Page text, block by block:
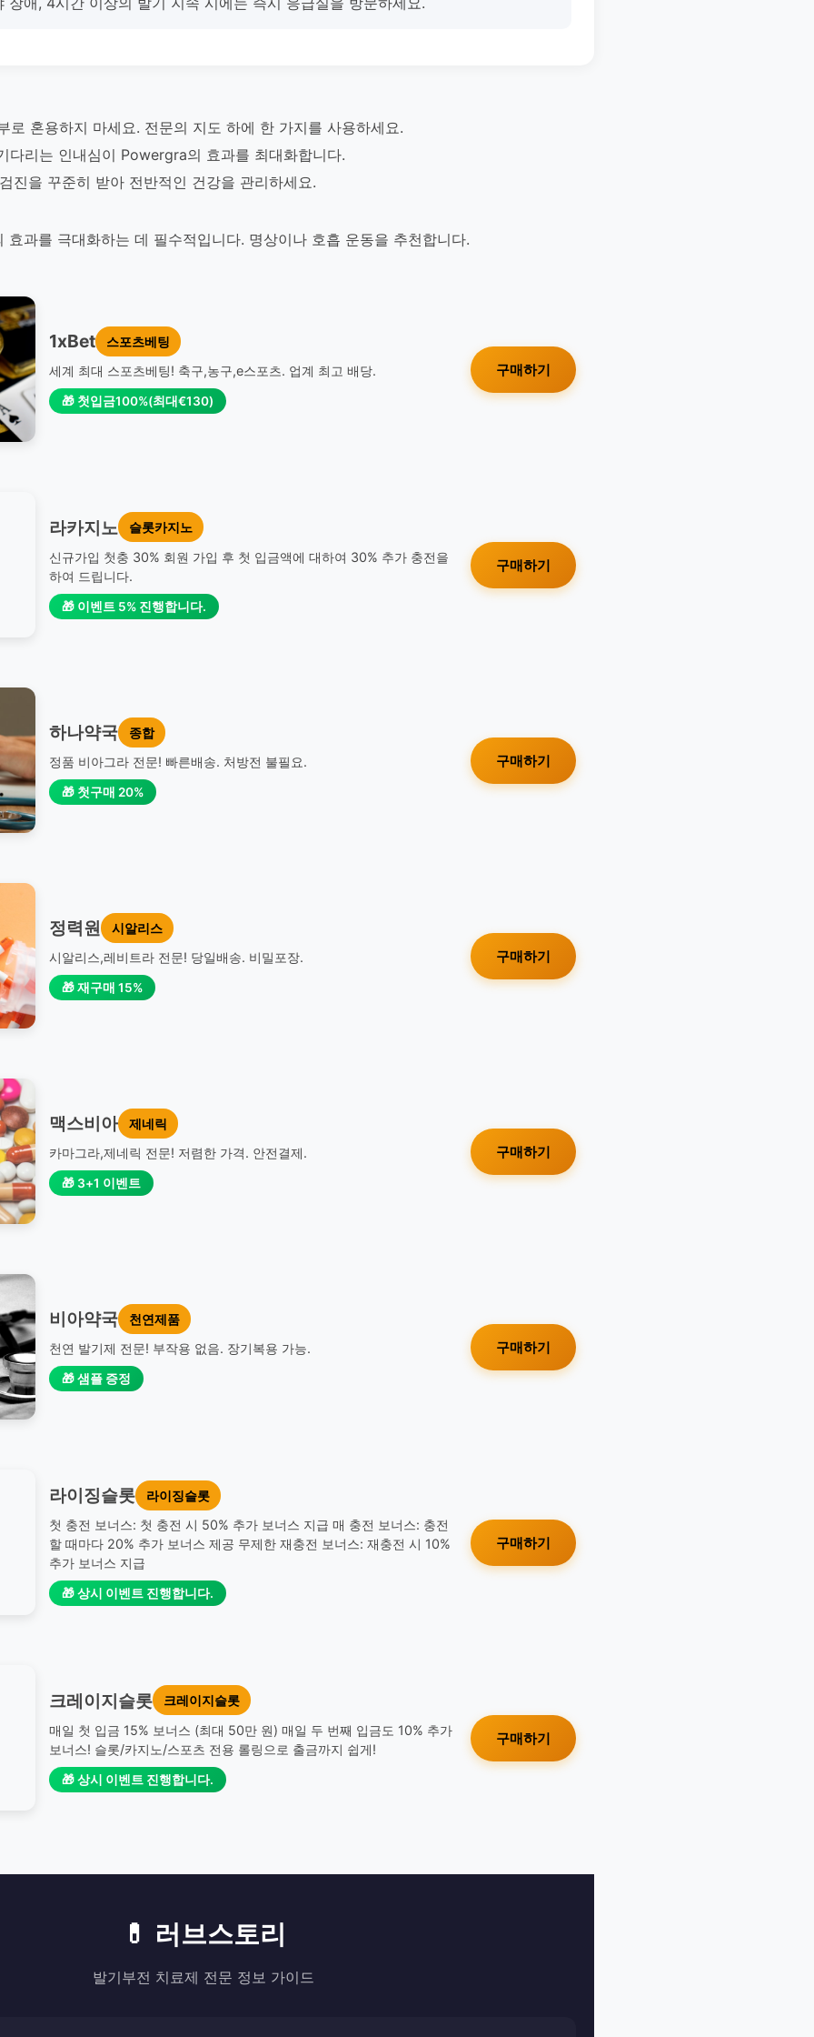
로 혼용하지 마세요. 전문의 지도 하에 한 가지를 사용하세요.
다리는 인내심이 Powergra의 효과를 최대화합니다.
진을 꾸준히 받아 전반적인 건강을 관리하세요.
과를 극대화하는 데 필수적입니다. 명상이나 호흡 운동을 추천합니다.
1xBet
스포츠베팅
세계 최대 스포츠베팅! 축구,농구,e스포츠. 업계 최고 배당.
🎁 첫입금100%(최대€130)
구매하기
라카지노
슬롯카지노
신규가입 첫충 30% 회원 가입 후 첫 입금액에 대하여 30% 추가 충전을
하여 드립니다.
🎁 이벤트 5% 진행합니다.
구매하기
하나약국
종합
정품 비아그라 전문! 빠른배송. 처방전 불필요.
🎁 첫구매 20%
구매하기
정력원
시알리스
시알리스,레비트라 전문! 당일배송. 비밀포장.
🎁 재구매 15%
구매하기
맥스비아
제네릭
카마그라,제네릭 전문! 저렴한 가격. 안전결제.
🎁 3+1 이벤트
구매하기
비아약국
천연제품
천연 발기제 전문! 부작용 없음. 장기복용 가능.
🎁 샘플 증정
구매하기
라이징슬롯
라이징슬롯
첫 충전 보너스: 첫 충전 시 50% 추가 보너스 지급 매 충전 보너스: 충전
할 때마다 20% 추가 보너스 제공 무제한 재충전 보너스: 재충전 시 10%
추가 보너스 지급
🎁 상시 이벤트 진행합니다.
구매하기
크레이지슬롯
크레이지슬롯
매일 첫 입금 15% 보너스 (최대 50만 원) 매일 두 번째 입금도 10% 추가
보너스! 슬롯/카지노/스포츠 전용 롤링으로 출금까지 쉽게!
🎁 상시 이벤트 진행합니다.
구매하기
💊 러브스토리
발기부전 치료제 전문 정보 가이드